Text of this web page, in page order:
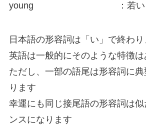
young
：若い
日本語の形容詞は「い」で終わり
英語は一般的にそのような特徴
ただし、一部の語尾は形容詞に
ります
幸運にも同じ接尾語の形容詞は
ンスになります